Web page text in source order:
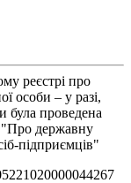
реєстрі про
особи – у разі,
була проведена
"Про державну
підприємців"